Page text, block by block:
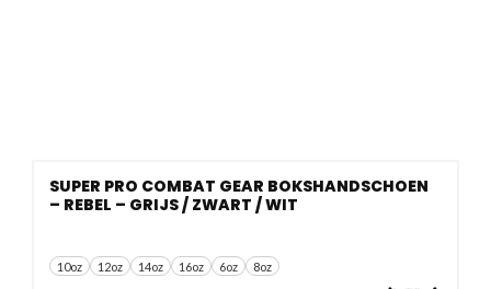
10oz 12oz 14oz 16oz 6oz 8oz
SUPER PRO COMBAT GEAR BOKSHANDSCHOEN
– REBEL – GRIJS / ZWART / WIT